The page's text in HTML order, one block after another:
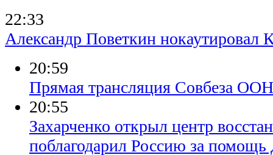
22:33
Александр Поветкин нокаутировал
20:59
Прямая трансляция Совбеза
20:55
Захарченко открыл центр
поблагодарил Россию за